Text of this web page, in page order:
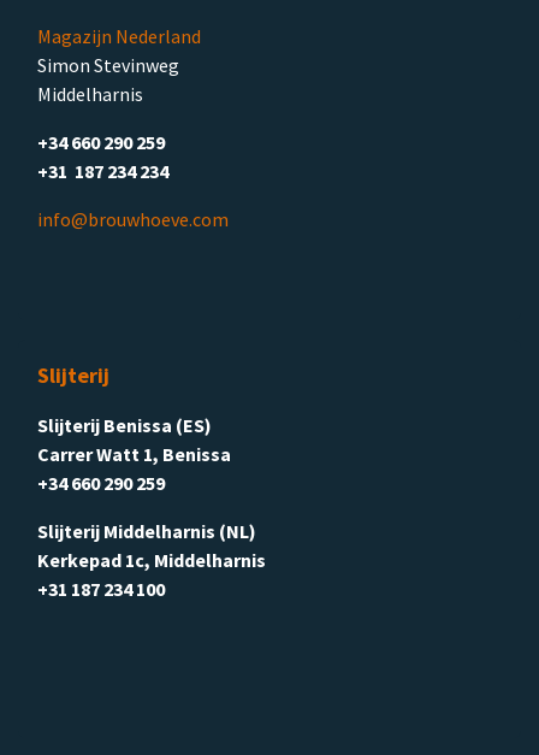
Magazijn Nederland
Simon Stevinweg
Middelharnis
+34 660 290 259
+31 187 234 234
info@brouwhoeve.com
Slijterij
Slijterij Benissa (ES)
Carrer Watt 1, Benissa
+34 660 290 259
Slijterij Middelharnis (NL)
Kerkepad 1c, Middelharnis
+31 187 234 100